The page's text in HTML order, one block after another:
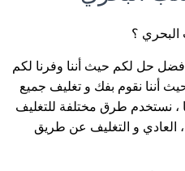
البحري ؟
حل لكم حيث أننا وفرنا لكم
أننا نقوم بفك و تغليف جميع
، نستخدم طرق مختلفة للتغليف
، العادي و التغليف عن طريق